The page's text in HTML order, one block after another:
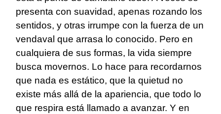
presenta con suavidad, apenas rozando los
sentidos, y otras irrumpe con la fuerza de un
vendaval que arrasa lo conocido. Pero en
cualquiera de sus formas, la vida siempre
busca movernos. Lo hace para recordarnos
que nada es estático, que la quietud no
existe más allá de la apariencia, que todo lo
que respira está llamado a avanzar. Y en